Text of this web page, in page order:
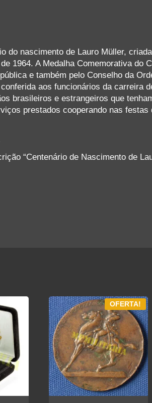
do nascimento de Lauro Müller,
1964. A Medalha Comemorativa do
e também pelo Conselho da
aos funcionários da carreira
brasileiros e estrangeiros que
prestados cooperando nas
“Centenário de Nascimento de
OFERTA!